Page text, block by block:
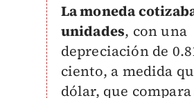
La moneda
unidades, con una
depreciación de
ciento, a medida
dólar, que